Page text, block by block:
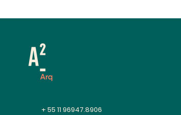
+ 55 11 96947.8906